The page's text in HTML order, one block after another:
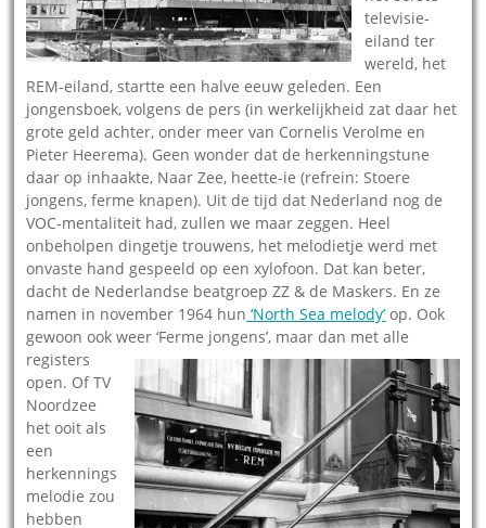
televisie-
eiland ter
wereld, het
REM-eiland, startte een halve eeuw geleden. Een
jongensboek, volgens de pers (in werkelijkheid zat daar het
grote geld achter, onder meer van Cornelis Verolme en
Pieter Heerema). Geen wonder dat de herkenningstune
daar op inhaakte, Naar Zee, heette-ie (refrein: Stoere
jongens, ferme knapen). Uit de tijd dat Nederland nog de
VOC-mentaliteit had, zullen we maar zeggen. Heel
onbeholpen dingetje trouwens, het melodietje werd met
onvaste hand gespeeld op een xylofoon. Dat kan beter,
dacht de Nederlandse beatgroep ZZ & de Maskers. En ze
namen in november 1964 hun ‘North Sea melody’ op. Ook
gewoon ook weer ‘Ferme jongens’, maar dan met alle
registers
open. Of TV
Noordzee
het ooit als
een
herkennings
melodie zou
hebben